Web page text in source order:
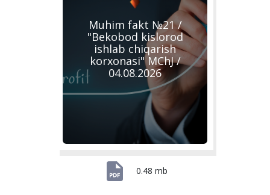
Muhim fakt №21 /
"Bekobod kislorod
ishlab chiqarish
korxonasi" MChJ /
04.08.2026
0.48 mb